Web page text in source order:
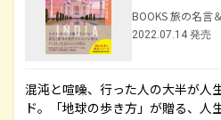
BOOKS 旅の名言
2022.07.14 発売
混沌と喧噪、行った人の大半が人
ド。「地球の歩き方」が贈る、人